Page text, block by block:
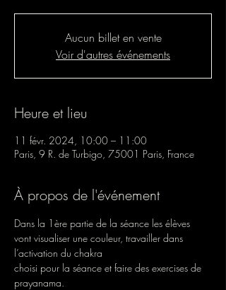
Aucun billet en vente
Voir d'autres événements
Heure et lieu
11 févr. 2024, 10:00 – 11:00
Paris, 9 R. de Turbigo, 75001 Paris, France
À propos de l'événement
Dans la 1ère partie de la séance les élèves
vont visualiser une couleur, travailler dans
l’activation du chakra
choisi pour la séance et faire des exercises de
prayanama.